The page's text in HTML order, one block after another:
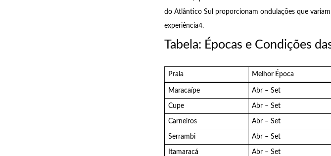
do Atlântico Sul proporcionam ondulações que
experiência4.
Tabela: Épocas e Condições
Praia Melhor Época
Maracaípe Abr – Set
Cupe Abr – Set
Carneiros Abr – Set
Serrambi Abr – Set
Itamaracá Abr – Set